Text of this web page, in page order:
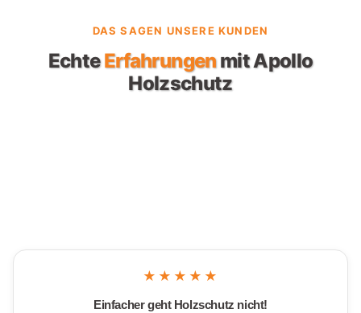
DAS SAGEN UNSERE KUNDEN
EchteErfahrungenmit Apollo
Holzschutz
★★★★★
Einfacher geht Holzschutz nicht!